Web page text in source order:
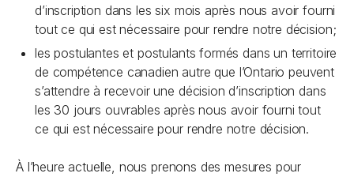
d’inscription dans les six mois après nous avoir fourni
toutce qui est nécessaire pour rendre notre décision;
les postulantes et postulants formés dans un territoire
de compétence canadien autre que l’Ontario peuvent
s’attendre à recevoir une décision d’inscription dans
les 30 jours ouvrables après nous avoir fournitout
ce qui est nécessaire pour rendre notre décision.
À l’heure actuelle, nous prenons des mesures pour